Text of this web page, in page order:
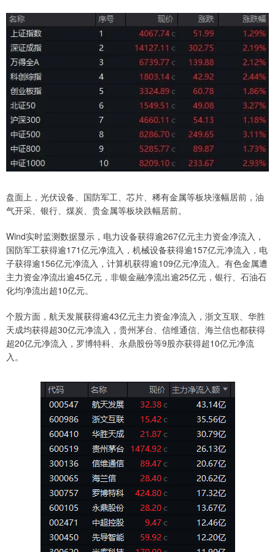
盘面上，光伏设备、国防军工、芯片、稀有金属等板块涨幅居前，油
气开采、银行、煤炭、贵金属等板块跌幅居前。
Wind实时监测数据显示，电力设备获得逾267亿元主力资金净流入，
国防军工获得逾171亿元净流入，机械设备获得逾157亿元净流入，电
子获得逾156亿元净流入，计算机获得逾109亿元净流入。有色金属遭
主力资金净流出逾45亿元，非银金融净流出逾25亿元，银行、石油石
化均净流出超10亿元。
个股方面，航天发展获得逾43亿元主力资金净流入，浙文互联、华胜
天成均获得超30亿元净流入，贵州茅台、信维通信、海兰信也都获得
超20亿元净流入，罗博特科、永鼎股份等9股亦获得超10亿元净流
入。